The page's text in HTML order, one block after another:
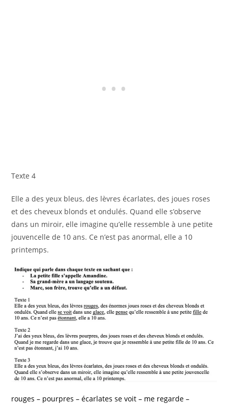
Texte 4
Elle a des yeux bleus, des lèvres écarlates, des joues roses
et des cheveux blonds et ondulés. Quand elle s’observe
dans un miroir, elle imagine qu’elle ressemble à une petite
jouvencelle de 10 ans. Ce n’est pas anormal, elle a 10
printemps.
rouges – pourpres – écarlates se voit – me regarde –